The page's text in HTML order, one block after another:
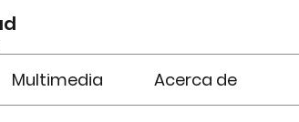
Multimedia Acerca de